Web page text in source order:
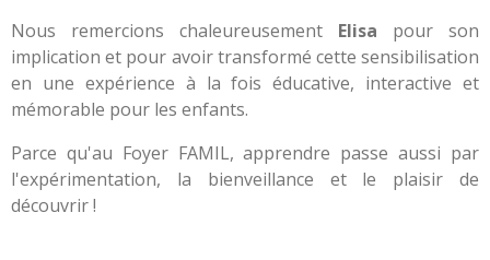
Nous remercions chaleureusement Elisa pour son
implication et pour avoir transformé cette sensibilisation
en une expérience à la fois éducative, interactive et
mémorable pour les enfants.
Parce qu'au Foyer FAMIL, apprendre passe aussi par
l'expérimentation, la bienveillance et le plaisir de
découvrir !